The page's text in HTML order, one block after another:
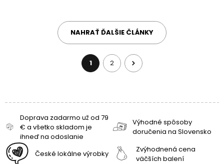
NAHRAŤ ĎALŠIE ČLÁNKY
1 2
Doprava zadarmo už od 79
€ a všetko skladom je
ihneď na odoslanie
Výhodné spôsoby
doručenia na Slovensko
České lokálne výrobky
Zvýhodnená cena
väčších balení